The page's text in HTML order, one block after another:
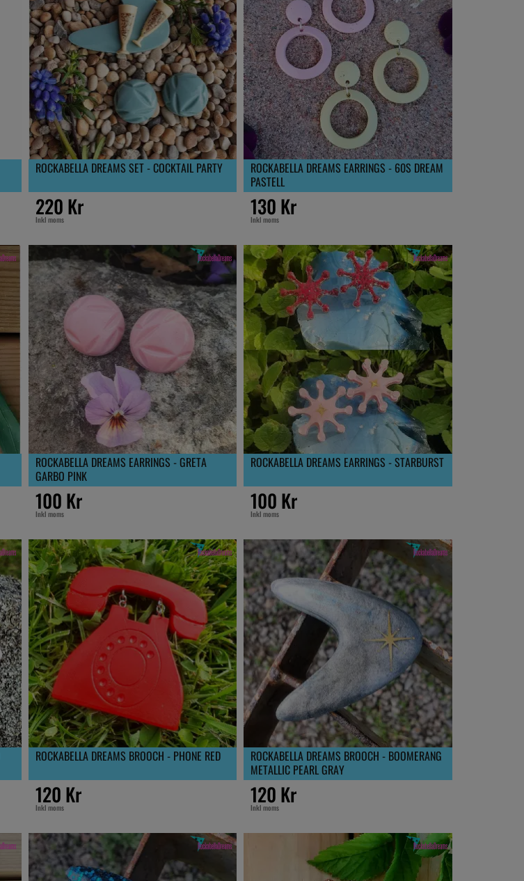
ROCKABELLA DREAMS SET - COCKTAIL PARTY
220 Kr
Inkl moms
ROCKABELLA DREAMS EARRINGS - 60S DREAM
PASTELL
130 Kr
Inkl moms
ROCKABELLA DREAMS EARRINGS - GRETA
GARBO PINK
100 Kr
Inkl moms
ROCKABELLA DREAMS EARRINGS - STARBURST
100 Kr
Inkl moms
ROCKABELLA DREAMS BROOCH - PHONE RED
120 Kr
Inkl moms
ROCKABELLA DREAMS BROOCH - BOOMERANG
METALLIC PEARL GRAY
120 Kr
Inkl moms